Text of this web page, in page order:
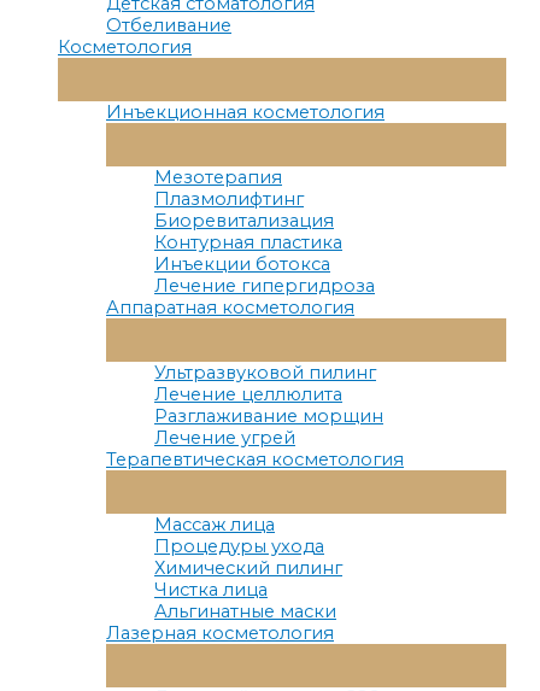
Отбеливание
Косметология
Меню
Инъекционная косметология
Меню
Мезотерапия
Плазмолифтинг
Биоревитализация
Контурная пластика
Инъекции ботокса
Лечение гипергидроза
Аппаратная косметология
Меню
Ультразвуковой пилинг
Лечение целлюлита
Разглаживание морщин
Лечение угрей
Терапевтическая косметология
Меню
Массаж лица
Процедуры ухода
Химический пилинг
Чистка лица
Альгинатные маски
Лазерная косметология
Меню